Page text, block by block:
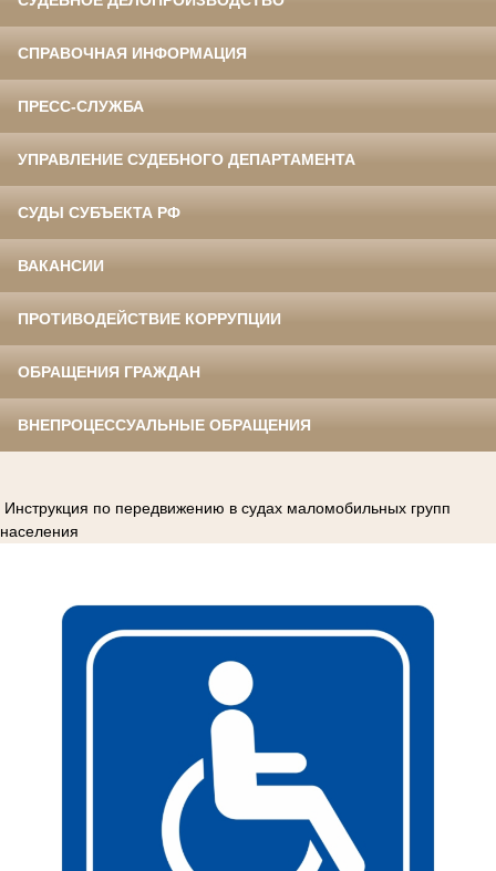
СПРАВОЧНАЯ ИНФОРМАЦИЯ
ПРЕСС-СЛУЖБА
УПРАВЛЕНИЕ СУДЕБНОГО ДЕПАРТАМЕНТА
СУДЫ СУБЪЕКТА РФ
ВАКАНСИИ
ПРОТИВОДЕЙСТВИЕ КОРРУПЦИИ
ОБРАЩЕНИЯ ГРАЖДАН
ВНЕПРОЦЕССУАЛЬНЫЕ ОБРАЩЕНИЯ
Инструкция по передвижению в судах маломобильных групп
населения